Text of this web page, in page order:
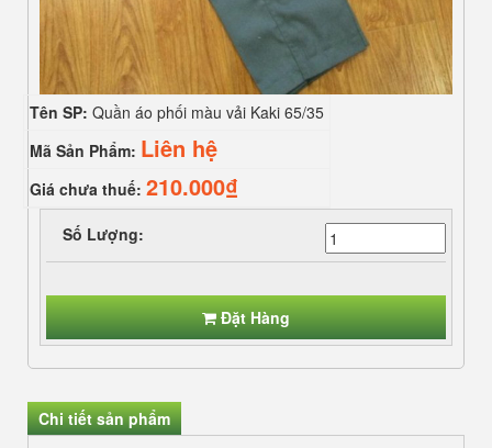
Tên SP: Quần áo phối màu vải Kaki 65/35
Mã Sản Phẩm: Liên hệ
Giá chưa thuế: 210.000₫
Số Lượng:
Đặt Hàng
Chi tiết sản phẩm